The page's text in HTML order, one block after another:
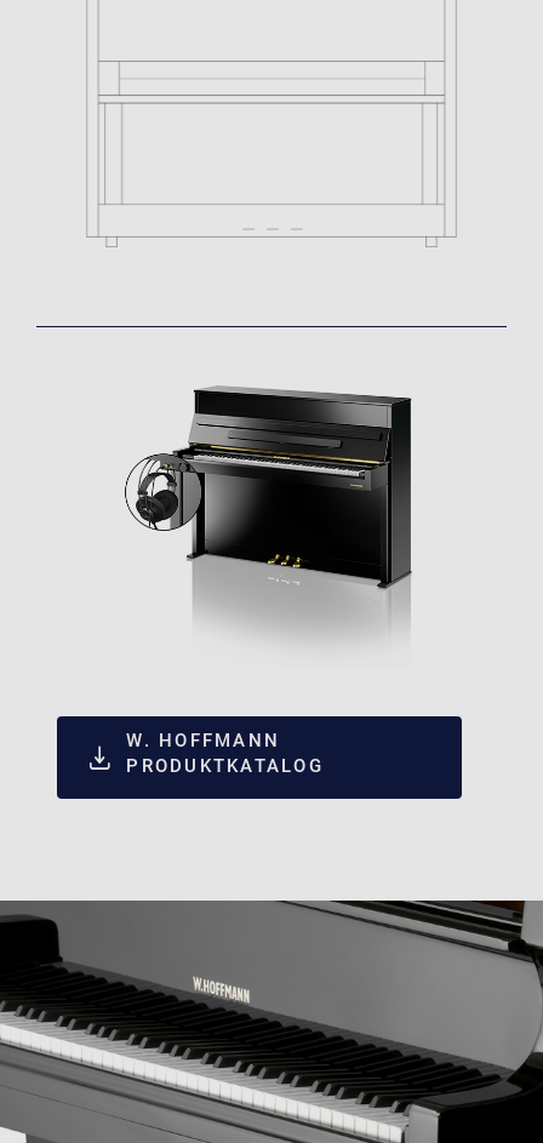
W. HOFFMANN
PRODUKTKATALOG